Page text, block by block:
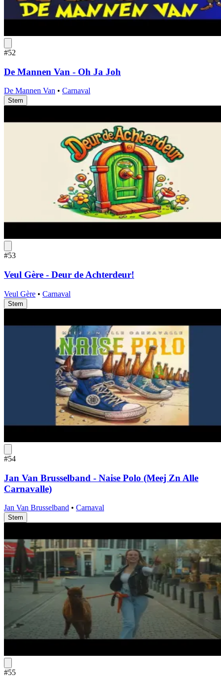
#52
De Mannen Van - Oh Ja Joh
De Mannen Van • Carnaval
Stem
#53
Veul Gère - Deur de Achterdeur!
Veul Gère • Carnaval
Stem
#54
Jan Van Brusselband - Naise Polo (Meej Zn Alle
Carnavalle)
Jan Van Brusselband • Carnaval
Stem
#55